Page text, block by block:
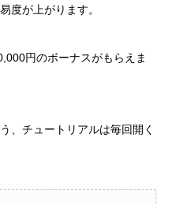
度が上がります。
円のボーナスがもらえま
、チュートリアルは毎回開く